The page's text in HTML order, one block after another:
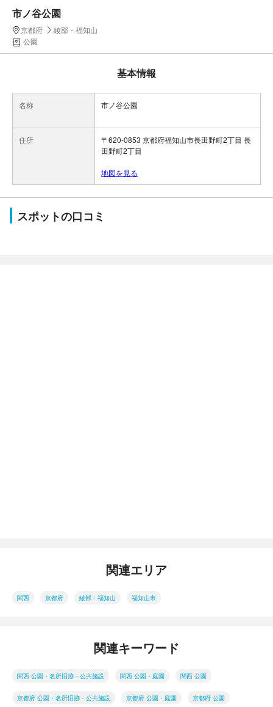
市ノ谷公園
京都府
綾部・福知山
公園
基本情報
名称 市ノ谷公園
住所
〒620-0853 京都府福知山市長田野町2丁目 長
田野町2丁目
地図を見る
スポットの口コミ
関連エリア
関西 京都府 綾部・福知山 福知山市
関連キーワード
関西 公園・名所旧跡・公共施設 関西 公園・庭園 関西 公園
京都府 公園・名所旧跡・公共施設 京都府 公園・庭園 京都府 公園